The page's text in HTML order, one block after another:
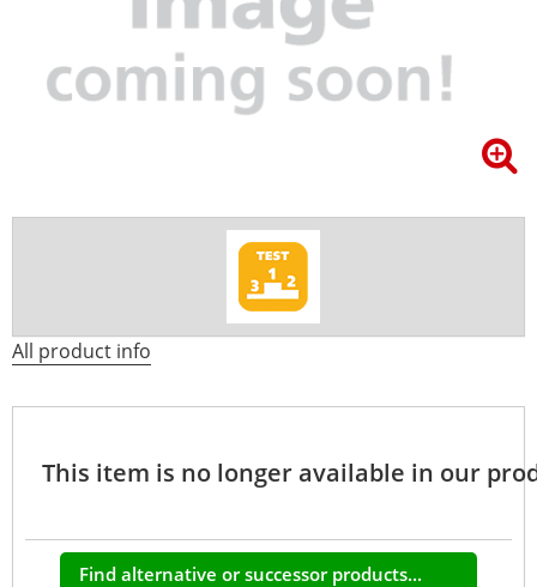
All product info
This item is no longer available in our
Find alternative or successor products...